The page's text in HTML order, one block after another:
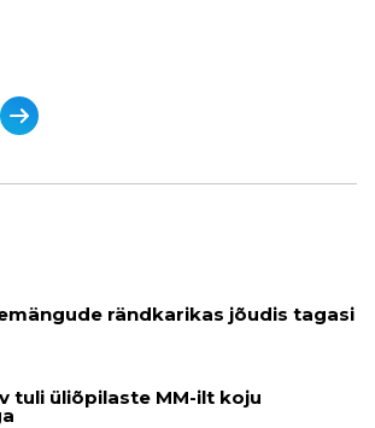
rändkarikas jõudis tagasi
tuli üliõpilaste MM-ilt koju